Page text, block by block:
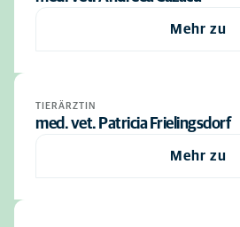
Mehr zu
TIERÄRZTIN
med. vet. Patricia Frielingsdorf
Mehr zu